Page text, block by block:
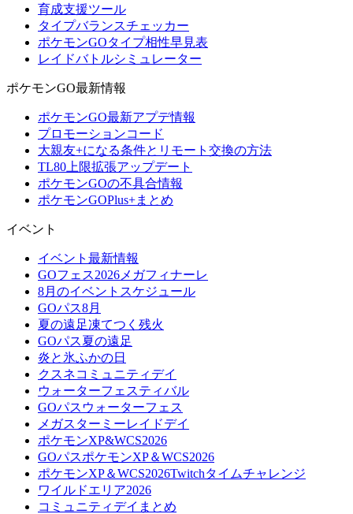
育成支援ツール
タイプバランスチェッカー
ポケモンGOタイプ相性早見表
レイドバトルシミュレーター
ポケモンGO最新情報
ポケモンGO最新アプデ情報
プロモーションコード
大親友+になる条件とリモート交換の方法
TL80上限拡張アップデート
ポケモンGOの不具合情報
ポケモンGOPlus+まとめ
イベント
イベント最新情報
GOフェス2026メガフィナーレ
8月のイベントスケジュール
GOパス8月
夏の遠足凍てつく残火
GOパス夏の遠足
炎と氷ふかの日
クスネコミュニティデイ
ウォーターフェスティバル
GOパスウォーターフェス
メガスターミーレイドデイ
ポケモンXP&WCS2026
GOパスポケモンXP＆WCS2026
ポケモンXP＆WCS2026Twitchタイムチャレンジ
ワイルドエリア2026
コミュニティデイまとめ